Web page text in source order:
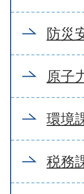
防災
原子
環境
税務